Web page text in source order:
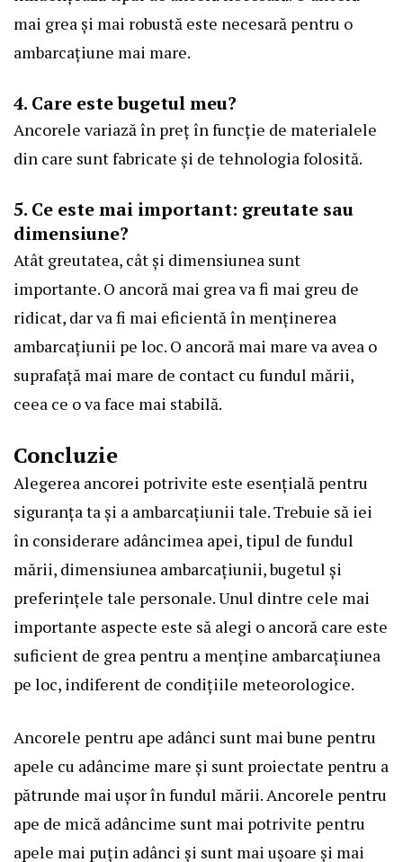
mai grea și mai robustă este necesară pentru o
ambarcațiune mai mare.
4. Care este bugetul meu?
Ancorele variază în preț în funcție de materialele
din care sunt fabricate și de tehnologia folosită.
5. Ce este mai important: greutate sau
dimensiune?
Atât greutatea, cât și dimensiunea sunt
importante. O ancoră mai grea va fi mai greu de
ridicat, dar va fi mai eficientă în menținerea
ambarcațiunii pe loc. O ancoră mai mare va avea o
suprafață mai mare de contact cu fundul mării,
ceea ce o va face mai stabilă.
Concluzie
Alegerea ancorei potrivite este esențială pentru
siguranța ta și a ambarcațiunii tale. Trebuie să iei
în considerare adâncimea apei, tipul de fundul
mării, dimensiunea ambarcațiunii, bugetul și
preferințele tale personale. Unul dintre cele mai
importante aspecte este să alegi o ancoră care este
suficient de grea pentru a menține ambarcațiunea
pe loc, indiferent de condițiile meteorologice.
Ancorele pentru ape adânci sunt mai bune pentru
apele cu adâncime mare și sunt proiectate pentru a
pătrunde mai ușor în fundul mării. Ancorele pentru
ape de mică adâncime sunt mai potrivite pentru
apele mai puțin adânci și sunt mai ușoare și mai